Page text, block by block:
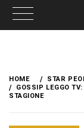
content
HOME
STAR
GOSSIP LEGGO
STAGIONE